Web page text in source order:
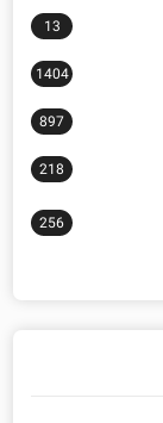
1232
13
1404
897
218